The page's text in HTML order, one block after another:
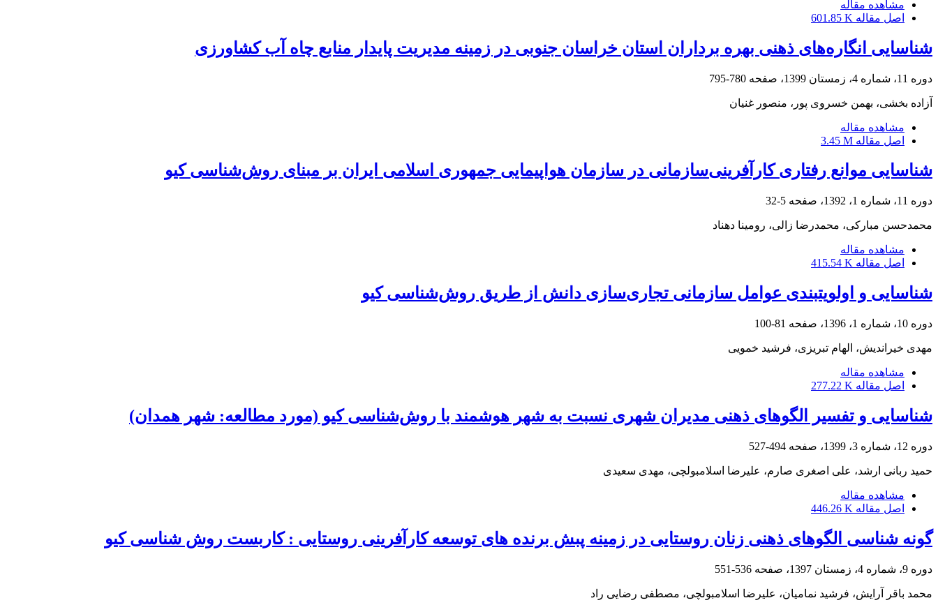
مشاهده مقاله
اصل مقاله 601.85 K
شناسایی انگاره‌های ذهنی بهره برداران استان خراسان جنوبی در زمینه مدیریت پایدار منابع چاه آب کشاورزی
دوره 11، شماره 4، زمستان 1399، صفحه 780-795
آزاده بخشی، بهمن خسروی پور، منصور غنیان
مشاهده مقاله
اصل مقاله 3.45 M
شناسایی موانع رفتاری کارآفرینی‌سازمانی در سازمان هواپیمایی جمهوری اسلامی ایران بر مبنای روش‌شناسی کیو
دوره 11، شماره 1، 1392، صفحه 5-32
محمدحسن مبارکی، محمدرضا زالی، رومینا دهناد
مشاهده مقاله
اصل مقاله 415.54 K
شناسایی و اولویتبندی عوامل سازمانی تجاری‌سازی دانش از طریق روش‌شناسی کیو
دوره 10، شماره 1، 1396، صفحه 81-100
مهدی خیراندیش، الهام تبریزی، فرشید خمویی
مشاهده مقاله
اصل مقاله 277.22 K
شناسایی و تفسیر الگوهای ذهنی مدیران شهری نسبت به شهر هوشمند با روش‌شناسی کیو (مورد مطالعه: شهر همدان)
دوره 12، شماره 3، 1399، صفحه 494-527
حمید ربانی ارشد، علی اصغری صارم، علیرضا اسلامبولچی، مهدی سعیدی
مشاهده مقاله
اصل مقاله 446.26 K
گونه شناسی الگوهای ذهنی زنان روستایی در زمینه پبش برنده های توسعه کارآفرینی روستایی : کاربست روش شناسی کیو
دوره 9، شماره 4، زمستان 1397، صفحه 536-551
محمد باقر آرایش، فرشید نمامیان، علیرضا اسلامبولچی، مصطفی رضایی راد